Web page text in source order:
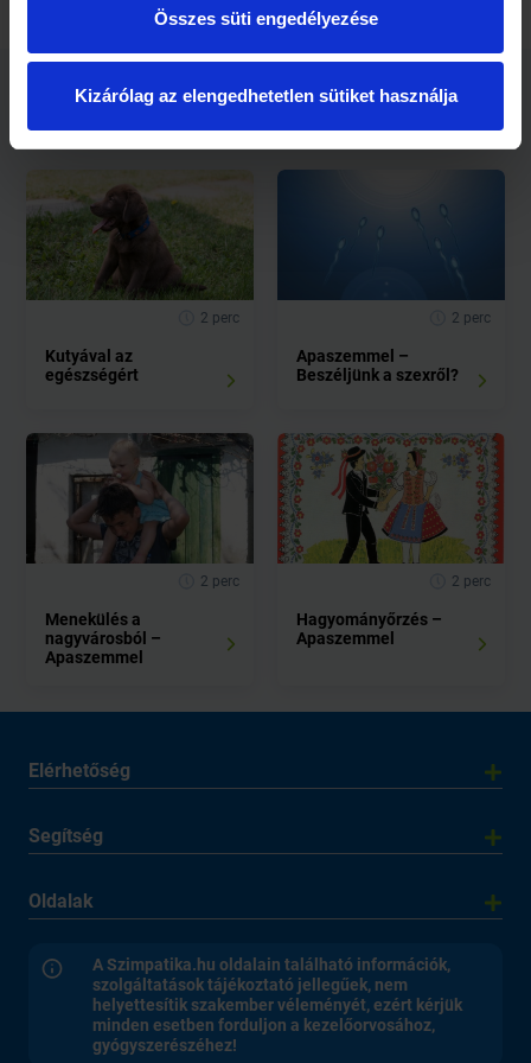
Összes süti engedélyezése
Kizárólag az elengedhetetlen sütiket használja
Kapcsolódó cikkek
2 perc
Kutyával az
egészségért
2 perc
Apaszemmel –
Beszéljünk a szexről?
2 perc
Menekülés a
nagyvárosból –
Apaszemmel
2 perc
Hagyományőrzés –
Apaszemmel
Elérhetőség
Segítség
Oldalak
A Szimpatika.hu oldalain található információk,
szolgáltatások tájékoztató jellegűek, nem
helyettesítik szakember véleményét, ezért kérjük
minden esetben forduljon a kezelőorvosához,
gyógyszerészéhez!